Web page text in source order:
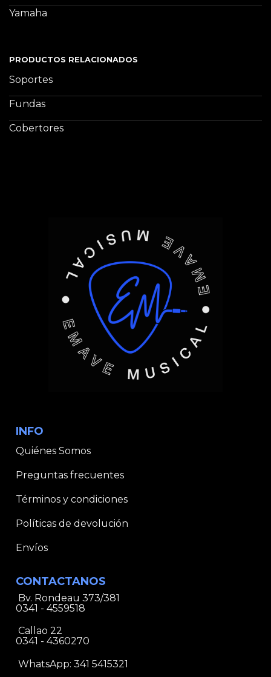
Yamaha
PRODUCTOS RELACIONADOS
Soportes
Fundas
Cobertores
INFO
Quiénes Somos
Preguntas frecuentes
Términos y condiciones
Políticas de devolución
Envíos
CONTACTANOS
Bv. Rondeau 373/381
0341 - 4559518
Callao 22
0341 - 4360270
WhatsApp: 341 5415321